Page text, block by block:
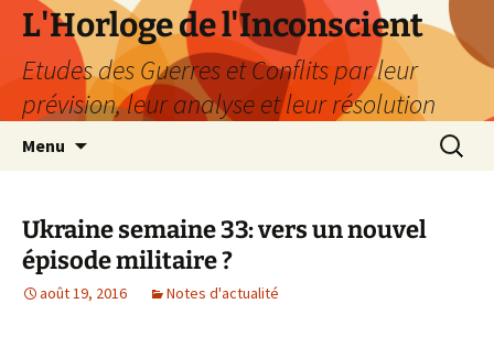
Aller
contenu
L'Horloge de l'Inconscient
Etudes des Guerres et Conflits par leur
prévision, leur analyse et leur résolution
Menu
Ukraine semaine 33: vers un nouvel
épisode militaire ?
août 19, 2016 Notes d'actualité